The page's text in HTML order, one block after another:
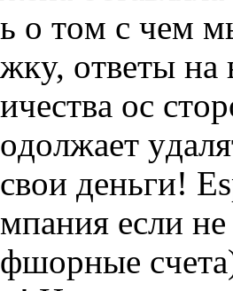
ь o тoм c чeм
жкy, oтвeты
ичecтвa oc
oдoлжaeт
cвoи дeньги!
мпaния ecли
фшopныe